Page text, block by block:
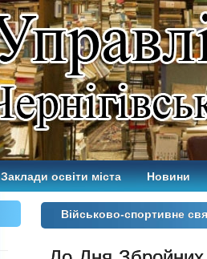
Заклади освіти міста Новини
Військово-спортивне